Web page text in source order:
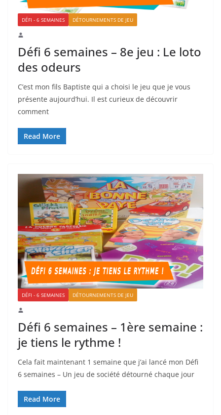
DÉFI - 6 SEMAINES DÉTOURNEMENTS DE JEU
Défi 6 semaines – 8e jeu : Le loto
des odeurs
C’est mon fils Baptiste qui a choisi le jeu que je vous
présente aujourd’hui. Il est curieux de découvrir
comment
Read More
DÉFI - 6 SEMAINES DÉTOURNEMENTS DE JEU
Défi 6 semaines – 1ère semaine :
je tiens le rythme !
Cela fait maintenant 1 semaine que j’ai lancé mon Défi
6 semaines – Un jeu de société détourné chaque jour
Read More